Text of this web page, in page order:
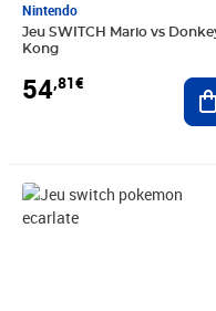
Nintendo
Jeu SWITCH Mario vs
Kong
54,81€
Prix 55,13€